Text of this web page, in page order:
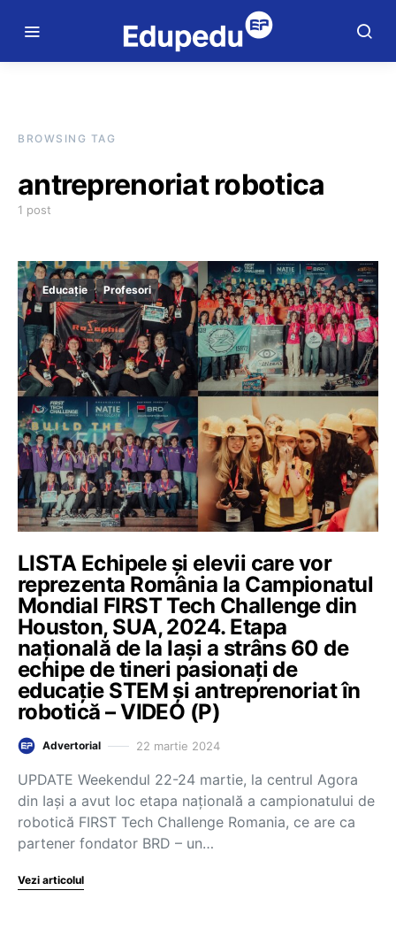
BROWSING TAG
antreprenoriat robotica
1 post
Educație Profesori
LISTA Echipele și elevii care vor
reprezenta România la Campionatul
Mondial FIRST Tech Challenge din
Houston, SUA, 2024. Etapa
națională de la Iași a strâns 60 de
echipe de tineri pasionați de
educație STEM și antreprenoriat în
robotică – VIDEO (P)
Advertorial 22 martie 2024
UPDATE Weekendul 22-24 martie, la centrul Agora
din Iași a avut loc etapa națională a campionatului de
robotică FIRST Tech Challenge Romania, ce are ca
partener fondator BRD – un…
Vezi articolul